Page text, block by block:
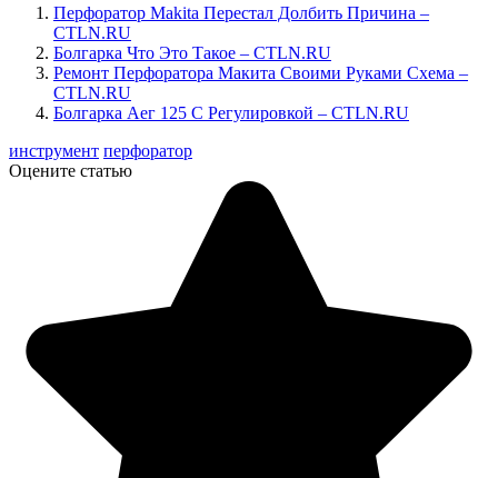
Перфоратор Makita Перестал Долбить Причина –
CTLN.RU
Болгарка Что Это Такое – CTLN.RU
Ремонт Перфоратора Макита Своими Руками Схема –
CTLN.RU
Болгарка Аег 125 С Регулировкой – CTLN.RU
инструмент перфоратор
Оцените статью